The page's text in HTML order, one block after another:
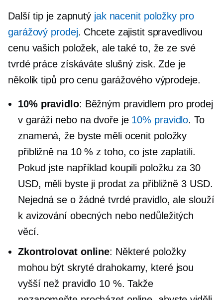
Další tip je zapnutý jak nacenit položky pro
garážový prodej. Chcete zajistit spravedlivou
cenu vašich položek, ale také to, že ze své
tvrdé práce získáváte slušný zisk. Zde je
několik tipů pro cenu garážového výprodeje.
10% pravidlo: Běžným pravidlem pro prodej
v garáži nebo na dvoře je 10% pravidlo. To
znamená, že byste měli ocenit položky
přibližně na 10 % z toho, co jste zaplatili.
Pokud jste například koupili položku za 30
USD, měli byste ji prodat za přibližně 3 USD.
Nejedná se o žádné tvrdé pravidlo, ale slouží
k avizování obecných nebo nedůležitých
věcí.
Zkontrolovat online: Některé položky
mohou být skryté drahokamy, které jsou
vyšší než pravidlo 10 %. Takže